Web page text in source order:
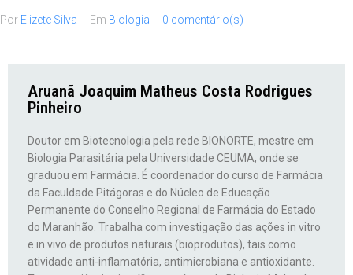
Por Elizete Silva Em Biologia 0 comentário(s)
Aruanã Joaquim Matheus Costa Rodrigues
Pinheiro
Doutor em Biotecnologia pela rede BIONORTE, mestre em
Biologia Parasitária pela Universidade CEUMA, onde se
graduou em Farmácia. É coordenador do curso de Farmácia
da Faculdade Pitágoras e do Núcleo de Educação
Permanente do Conselho Regional de Farmácia do Estado
do Maranhão. Trabalha com investigação das ações in vitro
e in vivo de produtos naturais (bioprodutos), tais como
atividade anti-inflamatória, antimicrobiana e antioxidante.